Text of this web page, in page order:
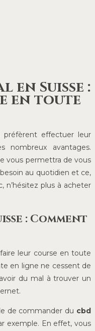
en Suisse :
en toute
préfèrent effectuer leur
avantages.
vous permettra de vous
au quotidien et ce,
n’hésitez plus à acheter
: Comment
leur course en toute
en ligne ne cessent de
du mal à trouver un
de commander du cbd
exemple. En effet, vous